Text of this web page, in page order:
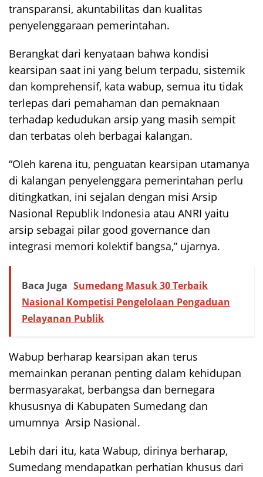
transparansi, akuntabilitas dan kualitas
penyelenggaraan pemerintahan.
Berangkat dari kenyataan bahwa kondisi
kearsipan saat ini yang belum terpadu, sistemik
dan komprehensif, kata wabup, semua itu tidak
terlepas dari pemahaman dan pemaknaan
terhadap kedudukan arsip yang masih sempit
dan terbatas oleh berbagai kalangan.
“Oleh karena itu, penguatan kearsipan utamanya
di kalangan penyelenggara pemerintahan perlu
ditingkatkan, ini sejalan dengan misi Arsip
Nasional Republik Indonesia atau ANRI yaitu
arsip sebagai pilar good governance dan
integrasi memori kolektif bangsa,” ujarnya.
Baca Juga Sumedang Masuk 30 Terbaik
Nasional Kompetisi Pengelolaan Pengaduan
Pelayanan Publik
Wabup berharap kearsipan akan terus
memainkan peranan penting dalam kehidupan
bermasyarakat, berbangsa dan bernegara
khususnya di Kabupaten Sumedang dan
umumnya Arsip Nasional.
Lebih dari itu, kata Wabup, dirinya berharap,
Sumedang mendapatkan perhatian khusus dari